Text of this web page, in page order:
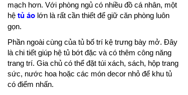
mạch hơn. Với phòng ngủ có nhiều đồ cá nhân, một
hệ tủ áo lớn là rất cần thiết để giữ căn phòng luôn
gọn.
Phần ngoài cùng của tủ bố trí kệ trưng bày mở. Đây
là chi tiết giúp hệ tủ bớt đặc và có thêm công năng
trang trí. Gia chủ có thể đặt túi xách, sách, hộp trang
sức, nước hoa hoặc các món decor nhỏ để khu tủ
có điểm nhấn.